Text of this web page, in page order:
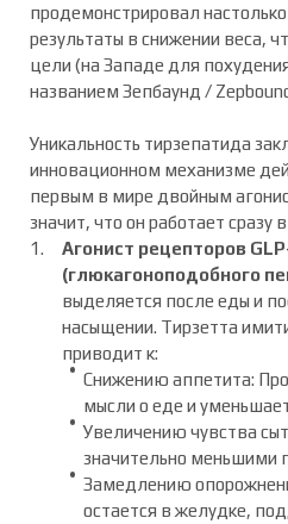
продемонстрировал
результаты в снижении веса,
цели (на Западе для
названием Зепбаунд /
Уникальность тирзепатида
инновационном механизме
первым в мире двойным
значит, что он работает сразу
Агонист рецепторов
(глюкагоноподобного
выделяется после еды и
насыщении. Тирзетта
приводит к:
Снижению аппетита:
мысли о еде и
Увеличению чувства
значительно меньшими
Замедлению
остается в желудке,